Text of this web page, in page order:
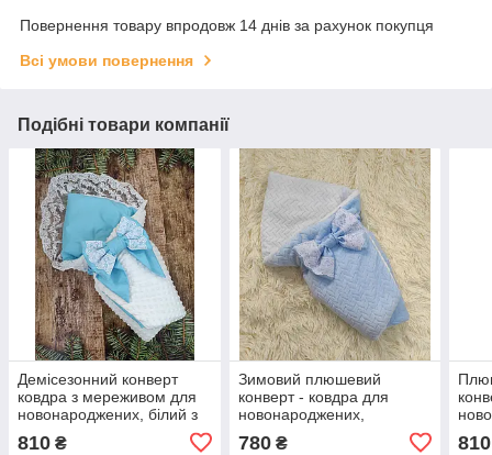
Повернення товару впродовж 14 днів за рахунок покупця
Всі умови повернення
Подібні товари компанії
Демісезонний конверт
ковдра з мереживом для
новонароджених, білий з
810 ₴
Зимовий плюшевий
конверт - ковдра для
новонароджених,
780₴ 810